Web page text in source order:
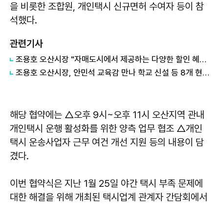
을 비롯한 조합원, 개인택시 신규면허 수여자 등이 참
석했다.
관련기사
조용호 오산시장 "자매도시에서 제공하는 다양한 할인 혜택 함께 챙겨보시길 바란다"
조용호 오산시장, 안민석 교육감 만나 학교 신설 등 8개 현안 건의
해당 협약에는 △오후 9시~오후 11시 오산지역 관내
개인택시 운행 활성화를 위한 양측 업무 협조 △개인
택시 운송사업자 근무 여건 개선 지원 등의 내용이 담
겼다.
이번 협약식은 지난 1월 25일 야간 택시 부족 문제에
대한 해결을 위해 개최된 택시업계 관계자 간담회에서